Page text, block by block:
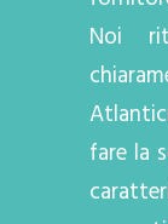
Noi
fare la